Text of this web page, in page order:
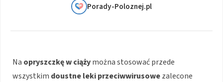
Porady-Poloznej.pl
Na opryszczkę w ciążymożna stosować przede
wszystkim doustne leki przeciwwirusowezalecone